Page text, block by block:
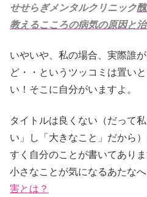
せせらぎメンタルクリニック
教えるこころの病気の原因と治
いやいや、私の場合、実際誰
ど・・というツッコミは置い
い！そこに自分がいますよ。
タイトルは良くない（だって
い」し「大きなこと」だから
すく自分のことが書いてありま
小さなことが気になるあたなへ
害とは？